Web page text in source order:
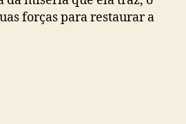
s
forças para restaurar a